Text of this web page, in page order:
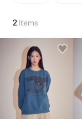
2 Items